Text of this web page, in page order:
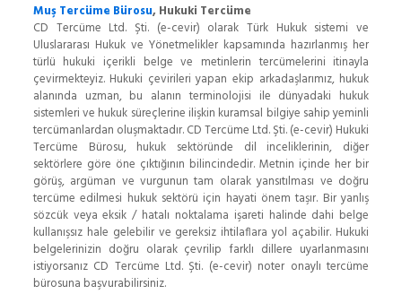
Muş Tercüme Bürosu, Hukuki Tercüme
CD Tercüme Ltd. Şti. (e-cevir) olarak Türk Hukuk sistemi ve
Uluslararası Hukuk ve Yönetmelikler kapsamında hazırlanmış her
türlü hukuki içerikli belge ve metinlerin tercümelerini itinayla
çevirmekteyiz. Hukuki çevirileri yapan ekip arkadaşlarımız, hukuk
alanında uzman, bu alanın terminolojisi ile dünyadaki hukuk
sistemleri ve hukuk süreçlerine ilişkin kuramsal bilgiye sahip yeminli
tercümanlardan oluşmaktadır. CD Tercüme Ltd. Şti. (e-cevir) Hukuki
Tercüme Bürosu, hukuk sektöründe dil inceliklerinin, diğer
sektörlere göre öne çıktığının bilincindedir. Metnin içinde her bir
görüş, argüman ve vurgunun tam olarak yansıtılması ve doğru
tercüme edilmesi hukuk sektörü için hayati önem taşır. Bir yanlış
sözcük veya eksik / hatalı noktalama işareti halinde dahi belge
kullanışsız hale gelebilir ve gereksiz ihtilaflara yol açabilir. Hukuki
belgelerinizin doğru olarak çevrilip farklı dillere uyarlanmasını
istiyorsanız CD Tercüme Ltd. Şti. (e-cevir) noter onaylı tercüme
bürosuna başvurabilirsiniz.